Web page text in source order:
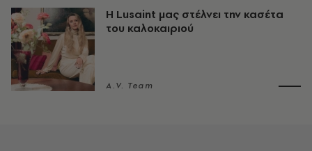
Η Lusaint μας στέλνει την κασέτα
του καλοκαιριού
A.V. Team